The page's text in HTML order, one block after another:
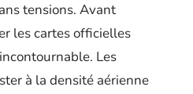
tensions. Avant
les cartes officielles
Les
à la densité aérienne